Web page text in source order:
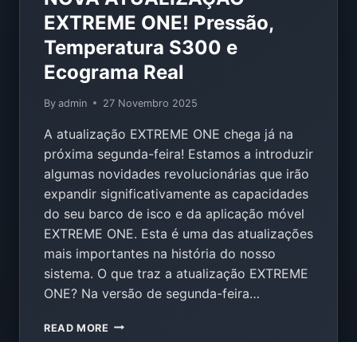
EXTREME ONE! Pressão,
Temperatura S300 e
Ecograma Real
By admin 27 Novembro 2025
A atualização EXTREME ONE chega já na
próxima segunda-feira! Estamos a introduzir
algumas novidades revolucionárias que irão
expandir significativamente as capacidades
do seu barco de isco e da aplicação móvel
EXTREME ONE. Esta é uma das atualizações
mais importantes na história do nosso
sistema. O que traz a atualização EXTREME
ONE? Na versão de segunda-feira…
READ MORE NOVA